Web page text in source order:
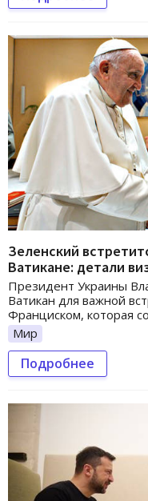
Зеленский
Ватикане: детали
Президент Украины
Ватикан для важной
Франциском, которая
Мир
Подробнее